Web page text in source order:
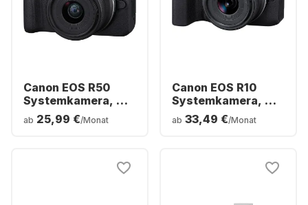
Canon EOS R50
Systemkamera, mit
Objektiv RF-S 18-
45mm f/4.5-6.3 IS
ab 25,99 €/Monat
Canon EOS R10
Systemkamera, mit
Objektiv RF-S 18-
45mm f/4.5-6.3 IS
ab 33,49 €/Monat